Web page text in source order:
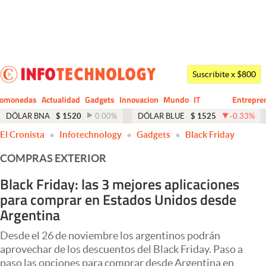
Dólar
Economía y Política
Finanzas y Mercados
Mercados Online
Negocios
Columnistas
Apertura
Suscribite x $800
Actualidad Gadgets Innovacion Mundo
CIO
IT
Business
DÓLAR BNA $ 1520 0.00% DÓLAR BLUE $ 1525 -0.33%
El Cronista Infotechnology Gadgets Black Friday
COMPRAS EXTERIOR
Black Friday: las 3 mejores aplicaciones
para comprar en Estados Unidos desde
Argentina
Desde el 26 de noviembre los argentinos podrán
aprovechar de los descuentos del Black Friday. Paso a
paso las opciones para comprar desde Argentina en